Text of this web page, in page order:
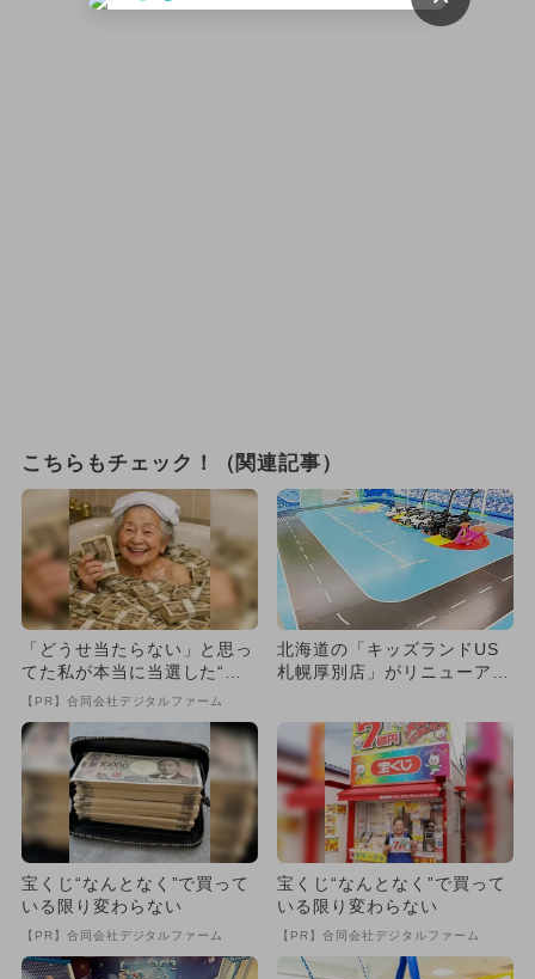
こちらもチェック！（関連記事）
「どうせ当たらない」と思っ
てた私が本当に当選した“買
い方”がこれ
【PR】合同会社デジタルファーム
北海道の「キッズランドUS
札幌厚別店」がリニューア
園...
宝くじ“なんとなく”で買って
いる限り変わらない
【PR】合同会社デジタルファーム
宝くじ“なんとなく”で買って
いる限り変わらない
【PR】合同会社デジタルファーム